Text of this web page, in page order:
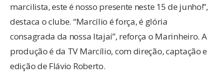
marcilista, este é nosso presente neste 15 de junho!”,
destaca o clube. “Marcílio é força, é glória
consagrada da nossa Itajaí”, reforça o Marinheiro. A
produção é da TV Marcílio, com direção, captação e
edição de Flávio Roberto.